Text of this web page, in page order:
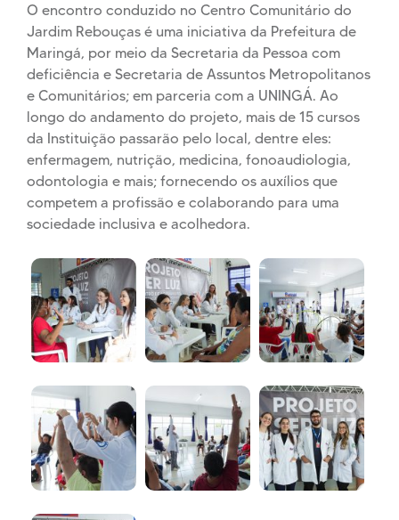
O encontro conduzido no Centro Comunitário do
Jardim Rebouças é uma iniciativa da Prefeitura de
Maringá, por meio da Secretaria da Pessoa com
deficiência e Secretaria de Assuntos Metropolitanos
e Comunitários; em parceria com a UNINGÁ. Ao
longo do andamento do projeto, mais de 15 cursos
da Instituição passarão pelo local, dentre eles:
enfermagem, nutrição, medicina, fonoaudiologia,
odontologia e mais; fornecendo os auxílios que
competem a profissão e colaborando para uma
sociedade inclusiva e acolhedora.